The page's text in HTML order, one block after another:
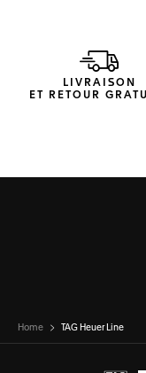
en matière de
LIVRAISON
ET RETOUR
Home TAG Heuer Line